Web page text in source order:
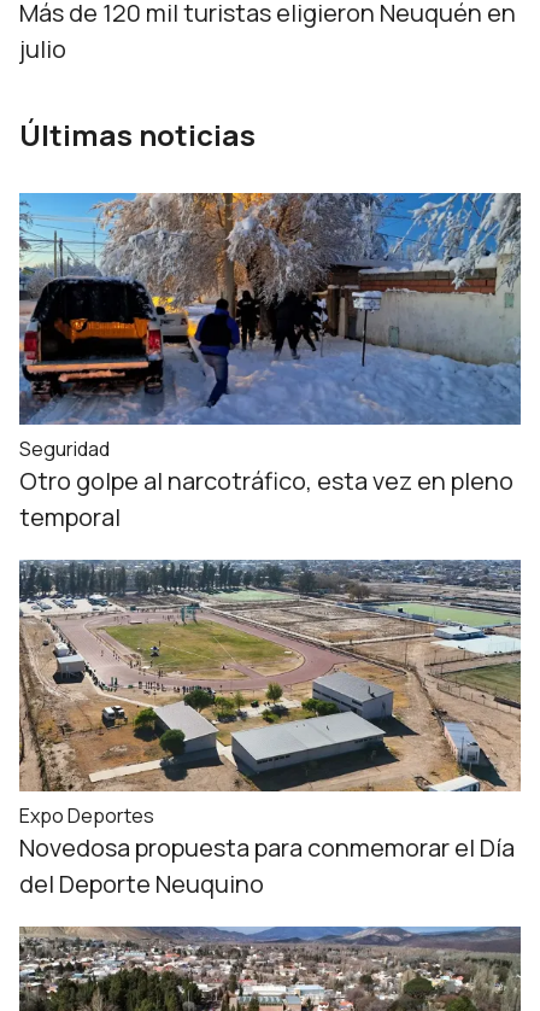
Más de 120 mil turistas eligieron Neuquén en
julio
Últimas noticias
Seguridad
Otro golpe al narcotráfico, esta vez en pleno
temporal
Expo Deportes
Novedosa propuesta para conmemorar el Día
del Deporte Neuquino